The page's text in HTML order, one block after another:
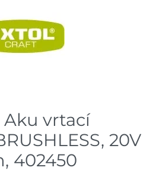
Aku vrtací
20V
402450